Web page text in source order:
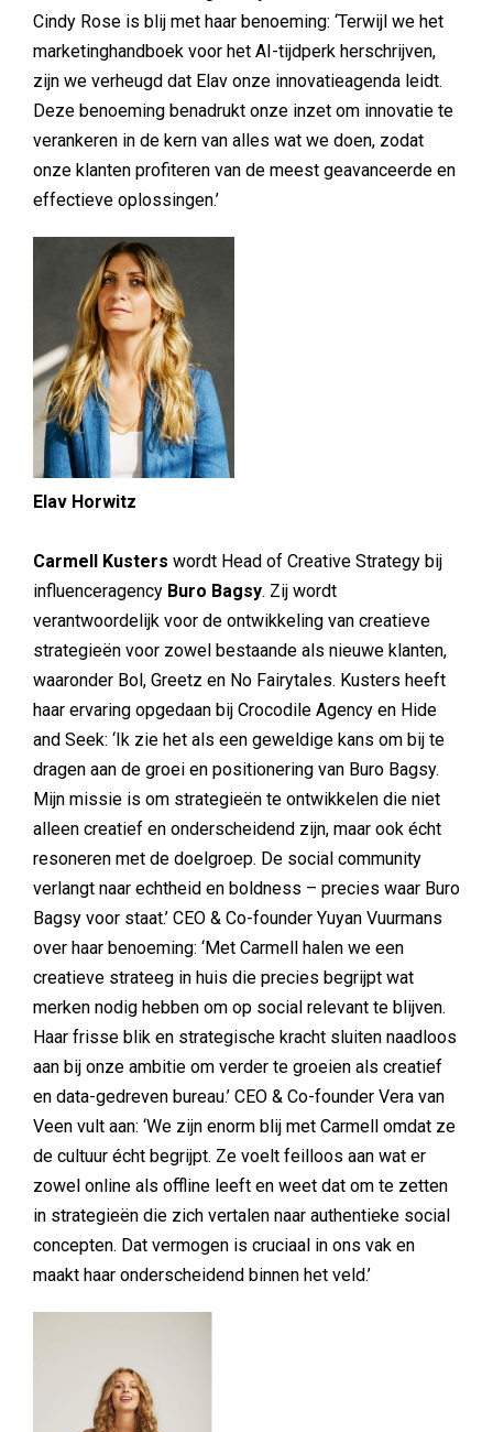
Cindy Rose is blij met haar benoeming: ‘Terwijl we het
marketinghandboek voor het AI-tijdperk herschrijven,
zijn we verheugd dat Elav onze innovatieagenda leidt.
Deze benoeming benadrukt onze inzet om innovatie te
verankeren in de kern van alles wat we doen, zodat
onze klanten profiteren van de meest geavanceerde en
effectieve oplossingen.’
Elav Horwitz
Carmell Kusters wordt Head of Creative Strategy bij
influenceragency Buro Bagsy. Zij wordt
verantwoordelijk voor de ontwikkeling van creatieve
strategieën voor zowel bestaande als nieuwe klanten,
waaronder Bol, Greetz en No Fairytales. Kusters heeft
haar ervaring opgedaan bij Crocodile Agency en Hide
and Seek: ‘Ik zie het als een geweldige kans om bij te
dragen aan de groei en positionering van Buro Bagsy.
Mijn missie is om strategieën te ontwikkelen die niet
alleen creatief en onderscheidend zijn, maar ook écht
resoneren met de doelgroep. De social community
verlangt naar echtheid en boldness – precies waar Buro
Bagsy voor staat.’ CEO & Co-founder Yuyan Vuurmans
over haar benoeming: ‘Met Carmell halen we een
creatieve strateeg in huis die precies begrijpt wat
merken nodig hebben om op social relevant te blijven.
Haar frisse blik en strategische kracht sluiten naadloos
aan bij onze ambitie om verder te groeien als creatief
en data-gedreven bureau.’ CEO & Co-founder Vera van
Veen vult aan: ‘We zijn enorm blij met Carmell omdat ze
de cultuur écht begrijpt. Ze voelt feilloos aan wat er
zowel online als offline leeft en weet dat om te zetten
in strategieën die zich vertalen naar authentieke social
concepten. Dat vermogen is cruciaal in ons vak en
maakt haar onderscheidend binnen het veld.’